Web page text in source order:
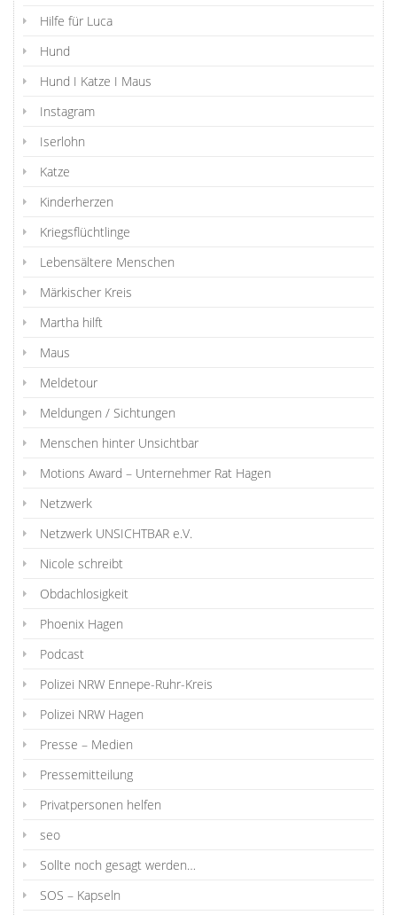
Hilfe für Luca
Hund
Hund I Katze I Maus
Instagram
Iserlohn
Katze
Kinderherzen
Kriegsflüchtlinge
Lebensältere Menschen
Märkischer Kreis
Martha hilft
Maus
Meldetour
Meldungen / Sichtungen
Menschen hinter Unsichtbar
Motions Award – Unternehmer Rat Hagen
Netzwerk
Netzwerk UNSICHTBAR e.V.
Nicole schreibt
Obdachlosigkeit
Phoenix Hagen
Podcast
Polizei NRW Ennepe-Ruhr-Kreis
Polizei NRW Hagen
Presse – Medien
Pressemitteilung
Privatpersonen helfen
seo
Sollte noch gesagt werden…
SOS – Kapseln